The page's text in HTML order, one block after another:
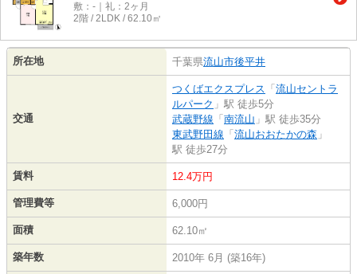
敷：-｜礼：2ヶ月
2階 / 2LDK / 62.10㎡
所在地 千葉県流山市後平井
交通
つくばエクスプレス 「 流山セントラ
ルパーク 」駅 徒歩5分
武蔵野線 「 南流山 」駅 徒歩35分
東武野田線 「 流山おおたかの森 」
駅 徒歩27分
賃料 12.4万円
管理費等 6,000円
面積 62.10㎡
築年数 2010年 6月 (築16年)